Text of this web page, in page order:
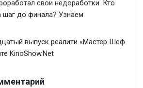
свои недоработки. Кто
до финала? Узнаем.
выпуск реалити «Мастер Шеф
KinoShow.Net